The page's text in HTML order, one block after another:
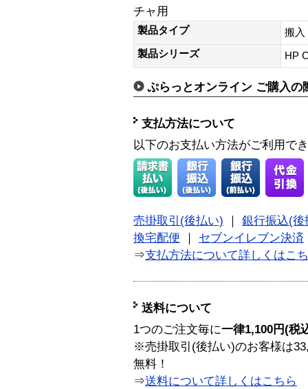
チャ用
製品タイプ
搬入
製品シリーズ
HP
ぷらっとオンライン ご購入の
支払方法について
以下のお支払い方法がご利用で
売掛取引(後払い)
銀行振込(後
換宅配便
セブンイレブン決済
⇒支払方法について詳しくはこ
送料について
1つのご注文毎に一律1,100円(税
※売掛取引(後払い)のお客様は
無料！
⇒送料について詳しくはこちら